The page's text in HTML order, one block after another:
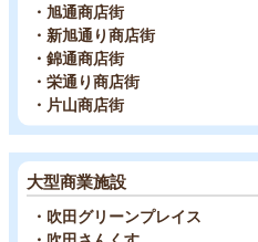
・旭通商店街
・新旭通り商店街
・錦通商店街
・栄通り商店街
・片山商店街
大型商業施設
・吹田グリーンプレイス